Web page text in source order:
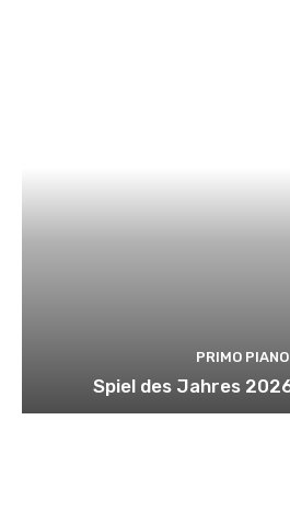
PRIMO PIANO
Spiel des Jahres